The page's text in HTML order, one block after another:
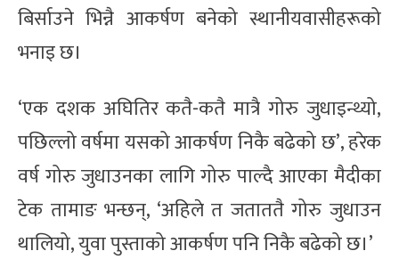
बिर्साउने भिन्नै आकर्षण बनेको स्थानीयवासीहरूको
भनाइ छ।
‘एक दशक अघितिर कतै-कतै मात्रै गोरु जुधाइन्थ्यो,
पछिल्लो वर्षमा यसको आकर्षण निकै बढेको छ’, हरेक
वर्ष गोरु जुधाउनका लागि गोरु पाल्दै आएका मैदीका
टेक तामाङ भन्छन्, ‘अहिले त जताततै गोरु जुधाउन
थालियो, युवा पुस्ताको आकर्षण पनि निकै बढेको छ।’